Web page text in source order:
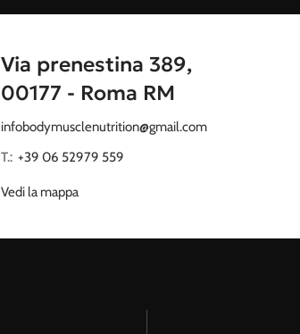
Via prenestina 389,
00177 - Roma RM
infobodymusclenutrition@gmail.com
T.:‭ +39 06 52979 559
Vedi la mappa